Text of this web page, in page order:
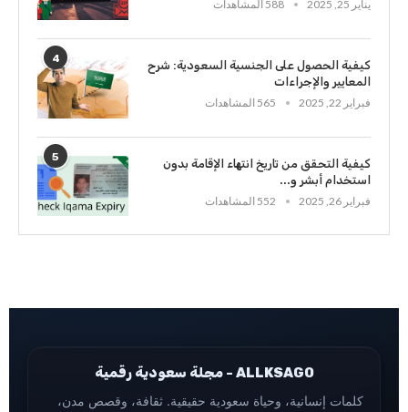
يناير 25, 2025
588 المشاهدات
4
كيفية الحصول على الجنسية السعودية: شرح
المعايير والإجراءات
فبراير 22, 2025
565 المشاهدات
5
كيفية التحقق من تاريخ انتهاء الإقامة بدون
استخدام أبشر و...
فبراير 26, 2025
552 المشاهدات
ALLKSAGO - مجلة سعودية رقمية
كلمات إنسانية، وحياة سعودية حقيقية. ثقافة، وقصص مدن،